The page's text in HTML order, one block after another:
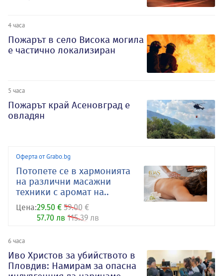
4 часа
Пожарът в село Висока могила
е частично локализиран
5 часа
Пожарът край Асеновград е
овладян
Оферта от Grabo.bg
Потопете се в хармонията
на различни масажни
техники с аромат на..
Цена:29.50 € 59.00 €
57.70 лв 115.39 лв
6 часа
Иво Христов за убийството в
Пловдив: Намирам за опасна